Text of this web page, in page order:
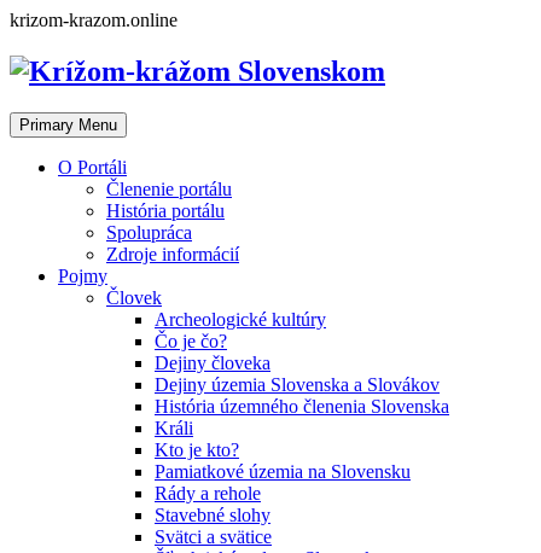
Skip
content
krizom-krazom.online
Primary Menu
O Portáli
Členenie portálu
História portálu
Spolupráca
Zdroje informácií
Pojmy
Človek
Archeologické kultúry
Čo je čo?
Dejiny človeka
Dejiny územia Slovenska a Slovákov
História územného členenia Slovenska
Králi
Kto je kto?
Pamiatkové územia na Slovensku
Rády a rehole
Stavebné slohy
Svätci a svätice